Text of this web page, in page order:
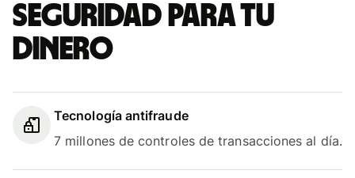
Seguridad para tu
dinero
Tecnología antifraude
7 millones de controles de transacciones al día.